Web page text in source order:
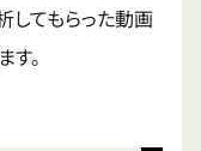
してもらった動画
す。